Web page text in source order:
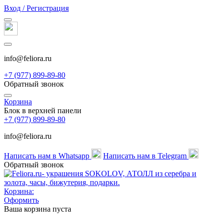
Вход / Регистрация
info@feliora.ru
+7 (977) 899-89-80
Обратный звонок
Корзина
Блок в верхней панели
+7 (977) 899-89-80
info@feliora.ru
Написать нам в Whatsapp
Написать нам в Telegram
Обратный звонок
Корзина:
Оформить
Ваша корзина пуста